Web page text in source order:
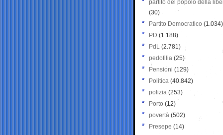
partito del popolo della
(30)
Partito Democratico (1.034)
PD (1.188)
PdL (2.781)
pedofilia (25)
Pensioni (129)
Politica (40.842)
polizia (253)
Porto (12)
povertà (502)
Presepe (14)